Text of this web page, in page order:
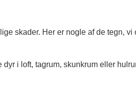
skader. Her er nogle af de tegn, vi
i loft, tagrum, skunkrum eller